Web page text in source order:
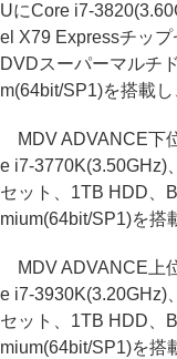
UにCore i7-
el X79 Expressチップ
DVDスーパーマルチ
m(64bit/SP1)を搭載し
MDV ADVANCE下
e i7-3770K(3.50GHz)
セット、1TB HDD、
mium(64bit/SP1)を搭
MDV ADVANCE上
e i7-3930K(3.20GHz)
セット、1TB HDD、
mium(64bit/SP1)を搭